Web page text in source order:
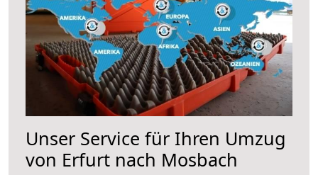
Unser Service für Ihren Umzug
von Erfurt nach Mosbach